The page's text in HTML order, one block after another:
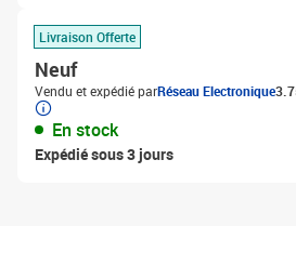
Livraison Offerte
Neuf
Vendu et expédié parRéseau Electronique
En stock
Expédié sous 3 jours